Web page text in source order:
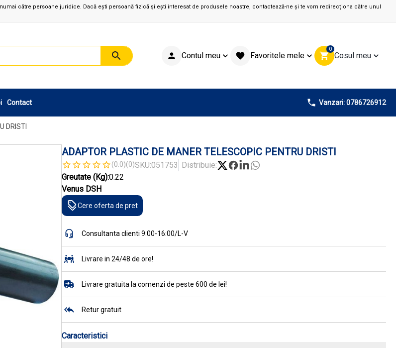
către persoane juridice. Dacă ești persoană fizică și ești interesat de produsele noastre, contactează-ne și te vom redirecționa către unul
Contul meu Favoritele mele
0
Cosul meu
Contact Vanzari: 0786726912
DRISTI
ADAPTOR PLASTIC DE MANER TELESCOPIC PENTRU DRISTI
(0.0)(0)SKU:051753 Distribuie:
Greutate (Kg):0.22
Venus DSH
Cere oferta de pret
Consultanta clienti 9:00-16:00/L-V
Livrare in 24/48 de ore!
Livrare gratuita la comenzi de peste 600 de lei!
Retur gratuit
Caracteristici